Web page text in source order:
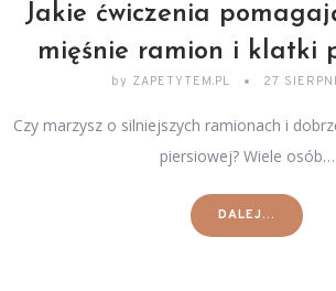
Jakie ćwiczenia
mięśnie ramion i klatki
by ZAPETYTEM.PL 27
Czy marzysz o silniejszych ramionach i
piersiowej? Wiele osób…
DALEJ...